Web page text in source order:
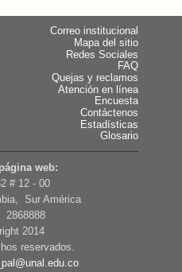
Correo institucional
Mapa del sitio
Redes Sociales
FAQ
Quejas y reclamos
Atención en línea
Encuesta
Contáctenos
Estadísticas
Glosario
web:
# 12 - 00
Sur América
2868888
2014
reservados.